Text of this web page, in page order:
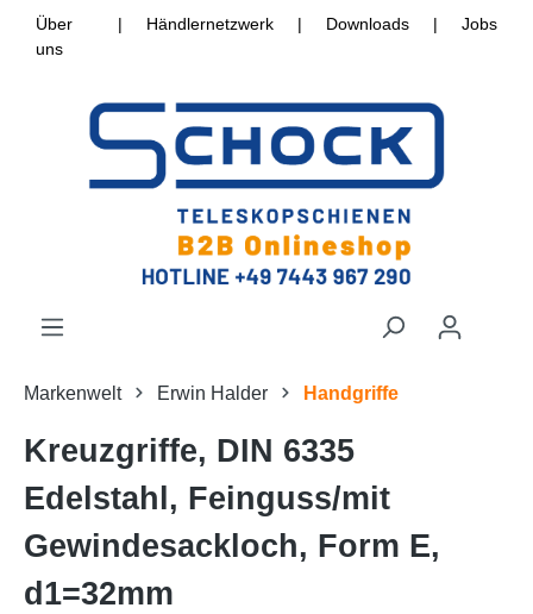
Über
uns
| Händlernetzwerk | Downloads | Jobs
Markenwelt Erwin Halder Handgriffe
Kreuzgriffe, DIN 6335
Edelstahl, Feinguss/mit
Gewindesackloch, Form E,
d1=32mm